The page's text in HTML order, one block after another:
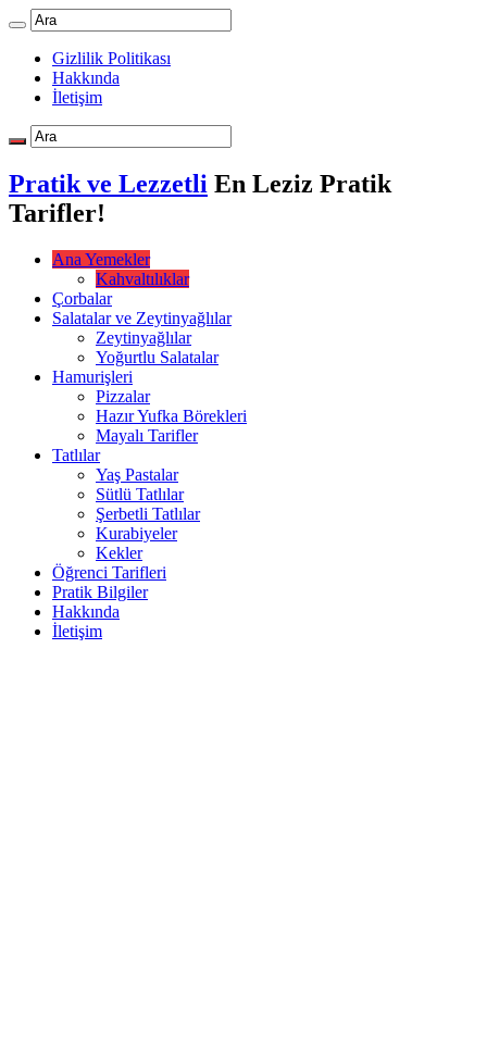
Gizlilik Politikası
Hakkında
İletişim
Pratik ve Lezzetli En Leziz Pratik
Tarifler!
Ana Yemekler
Kahvaltılıklar
Çorbalar
Salatalar ve Zeytinyağlılar
Zeytinyağlılar
Yoğurtlu Salatalar
Hamurişleri
Pizzalar
Hazır Yufka Börekleri
Mayalı Tarifler
Tatlılar
Yaş Pastalar
Sütlü Tatlılar
Şerbetli Tatlılar
Kurabiyeler
Kekler
Öğrenci Tarifleri
Pratik Bilgiler
Hakkında
İletişim